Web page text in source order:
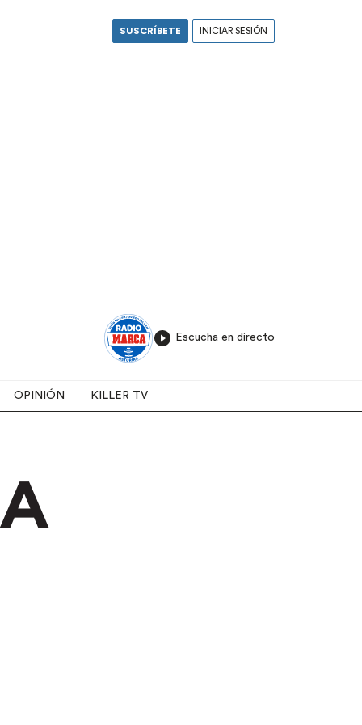
SUSCRÍBETE INICIAR SESIÓN
Escucha en directo
OPINIÓN KILLER TV